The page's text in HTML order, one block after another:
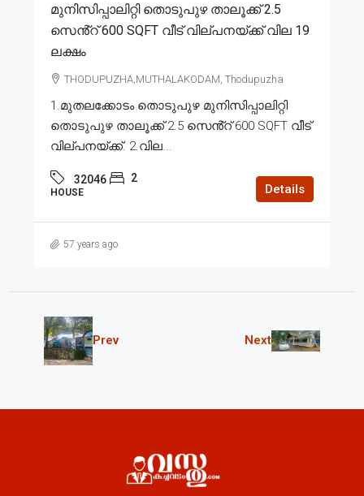
മുനിസിപ്പാലിറ്റി തൊടുപുഴ താലൂക്ക് 2.5
സെൻ്റ് 600 SQFT വീട് വില്പനയ്ക്ക് വില 19
ലക്ഷം
THODUPUZHA,MUTHALAKODAM, Thodupuzha
1.മുതലക്കോടം തൊടുപുഴ മുനിസിപ്പാലിറ്റി
തൊടുപുഴ താലൂക്ക് 2.5 സെൻ്റ് 600 SQFT വീട്
വില്പനയ്ക്ക്. 2.വില...
32046 2
HOUSE Details
57 years ago
Prev Next